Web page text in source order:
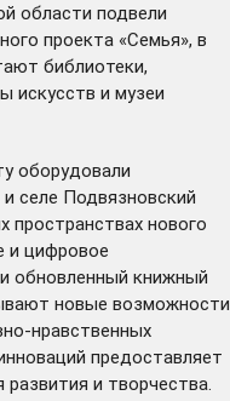
области подвели
проекта «Семья», в
библиотеки,
искусств и музеи
оборудовали
селе Подвязновский
пространствах нового
и цифровое
обновленный книжный
новые возможности
нравственных
предоставляет
и творчества.